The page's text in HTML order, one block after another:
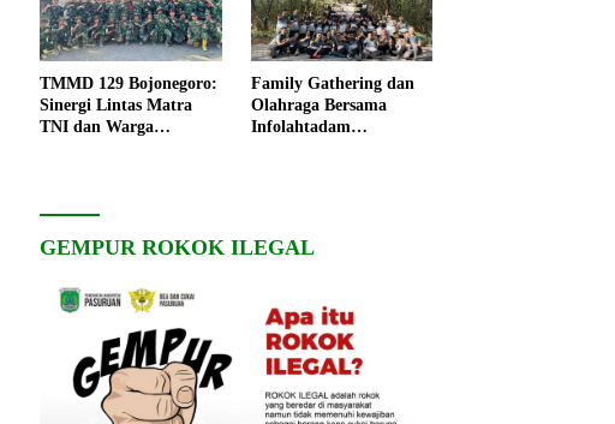
TMMD 129 Bojonegoro:
Sinergi Lintas Matra
TNI dan Warga
Family Gathering dan
Olahraga Bersama
Infolahtadam
GEMPUR ROKOK ILEGAL